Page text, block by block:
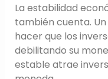
La estabilidad
también cuenta.
hacer que los
debilitando su
estable atrae